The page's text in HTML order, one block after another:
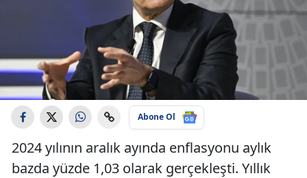
Abone Ol
2024 yılının aralık ayında enflasyonu aylık
bazda yüzde 1,03 olarak gerçekleşti. Yıllık